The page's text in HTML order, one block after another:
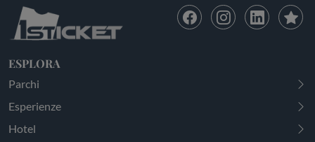
ESPLORA
Parchi
Esperienze
Hotel